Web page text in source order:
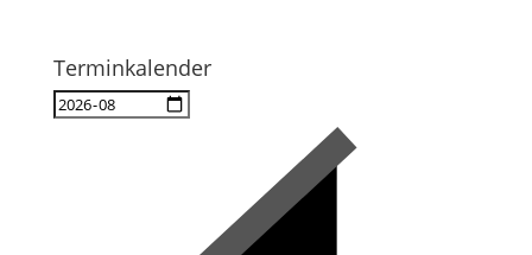
Terminkalender